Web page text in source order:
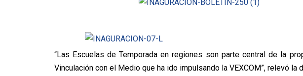
“Las Escuelas de Temporada en regiones son parte central de la
Vinculación con el Medio que ha ido impulsando la VEXCOM”, relevó la